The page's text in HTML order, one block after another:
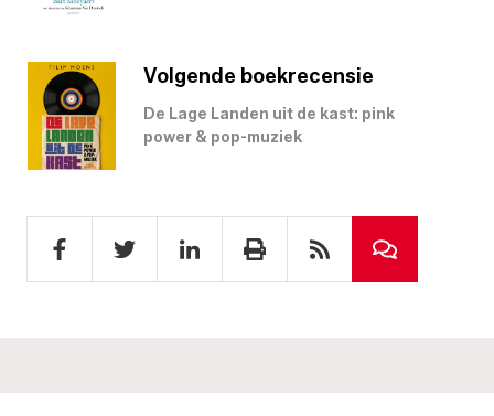
Volgende boekrecensie
De Lage Landen uit de kast: pink
power & pop-muziek